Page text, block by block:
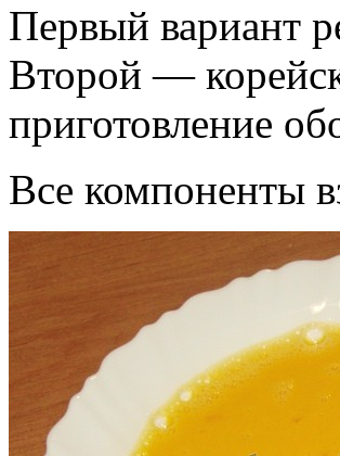
Первый вариант
Второй —
приготовление
Все компоненты